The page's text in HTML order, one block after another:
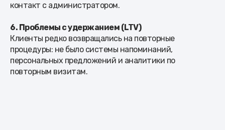
контакт с администратором.
6. Проблемы с удержанием (LTV)
Клиенты редко возвращались на повторные
процедуры: не было системы напоминаний,
персональных предложений и аналитики по
повторным визитам.